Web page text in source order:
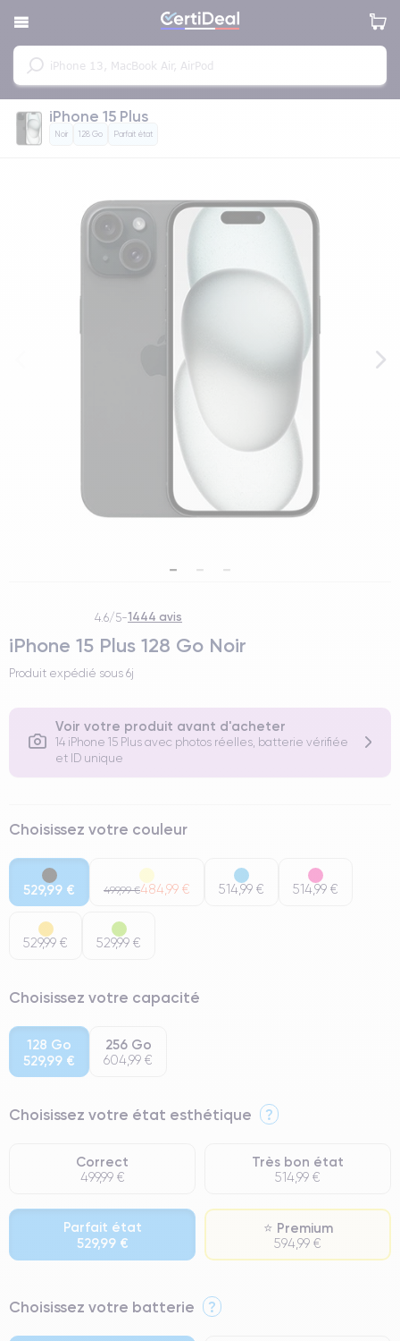
iPhone 15 Plus
Noir 128 Go Parfait état
4.6/5-1444 avis
iPhone 15 Plus 128 Go Noir
Produit expédié sous 6j
Voir votre produit avant d'acheter
14 iPhone 15 Plus avec photos réelles, batterie vérifiée
et ID unique
Choisissez votre couleur
529,99 € 499,99 €484,99 € 514,99 € 514,99 €
529,99 € 529,99 €
Choisissez votre capacité
128 Go
529,99 €
256 Go
604,99 €
Choisissez votre état esthétique ?
Correct
499,99 €
Très bon état
514,99 €
Parfait état
529,99 €
⭐ Premium
594,99 €
⭐ Premium
Choisissez votre batterie ?